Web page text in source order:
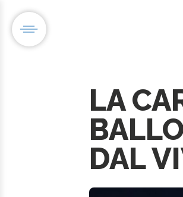
LA
DAL